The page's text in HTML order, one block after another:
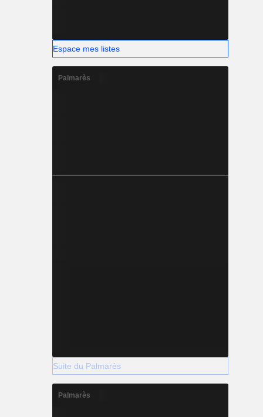
Espace mes listes
Palmarès
Suite du Palmarès
Palmarès